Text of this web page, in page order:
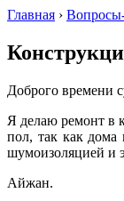
Главная ›
Доброго времени
Я делаю ремонт в
пол, так как
шумоизоляцией и
Айжан.